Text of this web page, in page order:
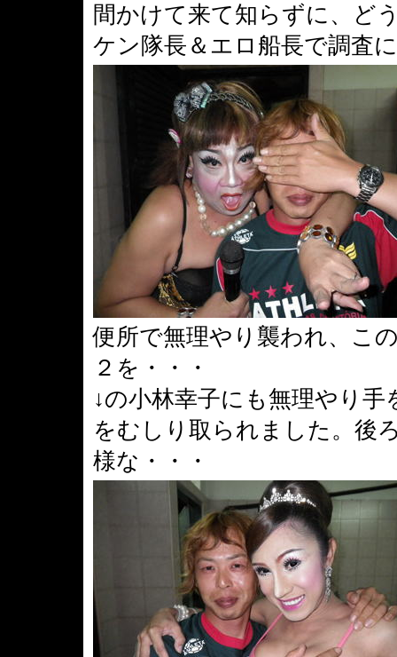
間かけて来て知らずに、ど
ケン隊長＆エロ船長で調査
便所で無理やり襲われ、こ
２を・・・
↓の小林幸子にも無理やり
をむしり取られました。後
様な・・・